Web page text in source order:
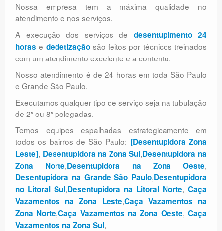
Nossa empresa tem a máxima qualidade no
atendimento e nos serviços.
A execução dos serviços de desentupimento 24
horas e dedetizaçãosão feitos por técnicos treinados
com um atendimento excelente e a contento.
Nosso atendimento é de 24 horas em toda São Paulo
e Grande São Paulo.
Executamos qualquer tipo de serviço seja na tubulação
de 2″ ou 8″ polegadas.
Temos equipes espalhadas estrategicamente em
todos os bairros de São Paulo: [Desentupidora Zona
Leste], Desentupidora na Zona Sul,Desentupidora na
Zona Norte,Desentupidora na Zona Oeste,
Desentupidora na Grande São Paulo,Desentupidora
no Litoral Sul,Desentupidora na Litoral Norte, Caça
Vazamentos na Zona Leste,Caça Vazamentos na
Zona Norte,Caça Vazamentos na Zona Oeste,Caça
Vazamentos na Zona Sul,